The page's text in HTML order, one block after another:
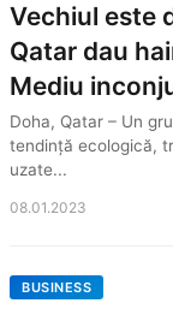
Vechiul este
Qatar dau
Mediu
Doha, Qatar – Un
tendință ecologică,
uzate...
08.01.2023
BUSINESS